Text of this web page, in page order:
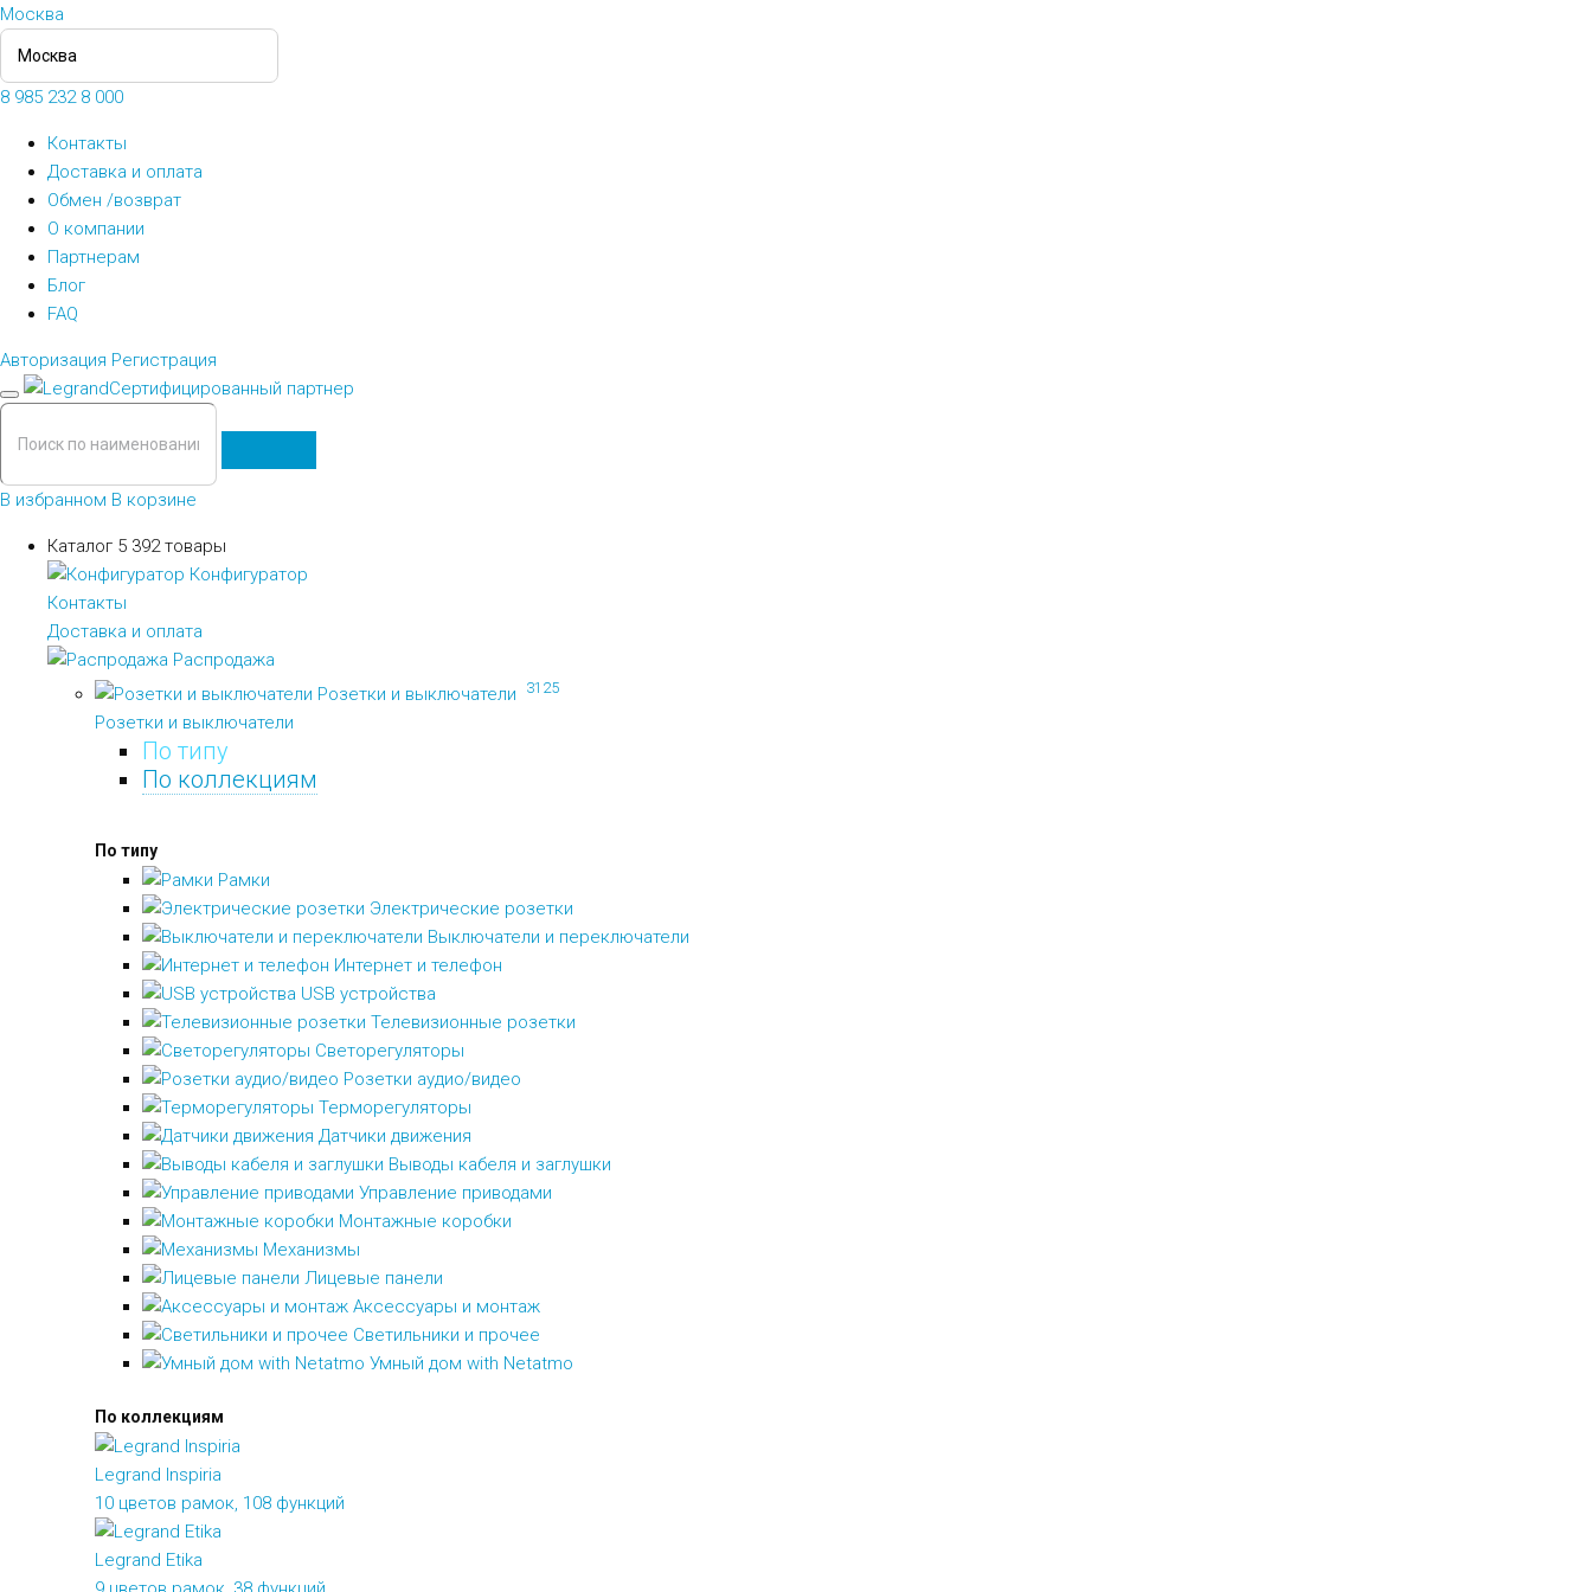
Москва
8 985 232 8 000
Контакты
Доставка и оплата
Обмен /возврат
О компании
Партнерам
Блог
FAQ
Авторизация Регистрация
Сертифицированный партнер
В избранном В корзине
Каталог 5 392 товары
Конфигуратор
Контакты
Доставка и оплата
Распродажа
Розетки и выключатели
3125
Розетки и выключатели
По типу
По коллекциям
По типу
Рамки
Электрические розетки
Выключатели и переключатели
Интернет и телефон
USB устройства
Телевизионные розетки
Светорегуляторы
Розетки аудио/видео
Терморегуляторы
Датчики движения
Выводы кабеля и заглушки
Управление приводами
Монтажные коробки
Механизмы
Лицевые панели
Аксессуары и монтаж
Светильники и прочее
Умный дом with Netatmo
По коллекциям
Legrand Inspiria
10 цветов рамок, 108 функций
Legrand Etika